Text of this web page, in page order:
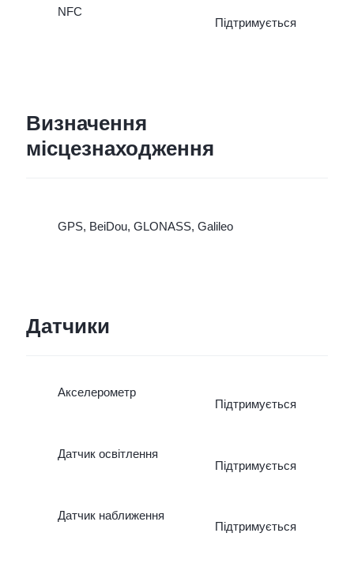
NFC
Підтримується
Визначення
місцезнаходження
GPS, BeiDou, GLONASS, Galileo
Датчики
Акселерометр
Підтримується
Датчик освітлення
Підтримується
Датчик наближення
Підтримується